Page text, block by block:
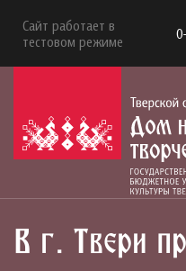
Сайт работает в
тестовом режиме
В г. Твери